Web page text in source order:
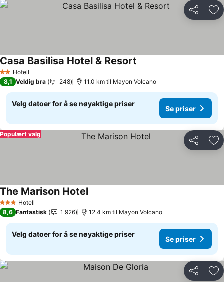
Del
2 Stjerner
Hotell
Casa Basilisa Hotel & Resort
8,1 Veldig bra 248 11.0 km til Mayon Volcano
Velg datoer for å se nøyaktige priser
Se priser
Del
Populært valg
3 StjernerHotell
The Marison Hotel
8,6 Fantastisk 1 926 12.4 km til Mayon Volcano
Velg datoer for å se nøyaktige priser
Se priser
Del